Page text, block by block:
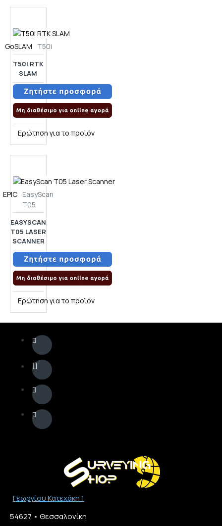
GoSLAM T50i
T50I RTK
SLAM
Ερώτηση για το προϊόν
EPIC EasyScan
T05
EASYSCAN
T05 LASER
SCANNER
Ερώτηση για το προϊόν
Γεωργίου Κατεχάκη 1
54627 • Θεσσαλονίκη​